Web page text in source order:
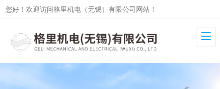
您好！欢迎访问格里机电（无锡）有限公司网站！